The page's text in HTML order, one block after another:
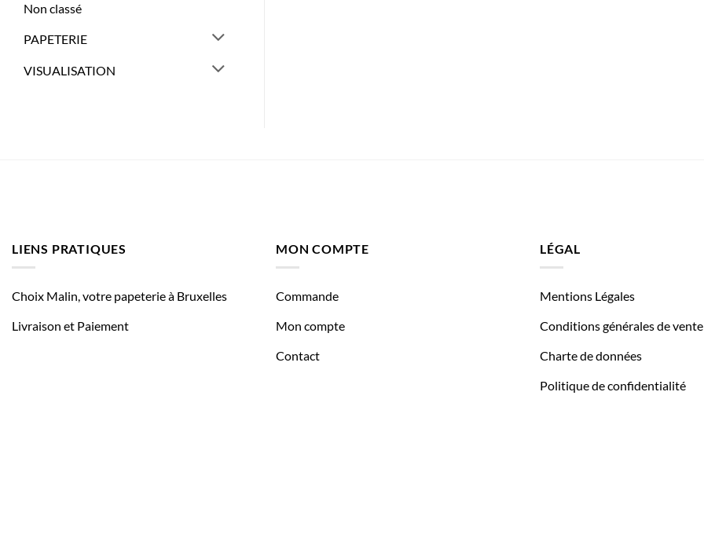
Non classé
PAPETERIE
VISUALISATION
LIENS PRATIQUES
Choix Malin, votre papeterie à Bruxelles
Livraison et Paiement
MON COMPTE
Commande
Mon compte
Contact
LÉGAL
Mentions Légales
Conditions générales de vente
Charte de données
Politique de confidentialité